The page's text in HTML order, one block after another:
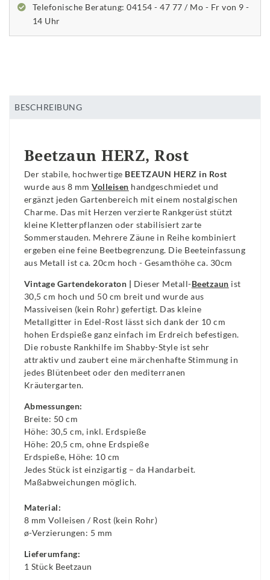
Telefonische Beratung: 04154 - 47 77 / Mo - Fr von 9 -
14 Uhr
BESCHREIBUNG
Beetzaun HERZ, Rost
Der stabile, hochwertige BEETZAUN HERZ in Rost
wurde aus 8 mmVolleisen handgeschmiedet und
ergänzt jeden Gartenbereich mit einem nostalgischen
Charme. Das mit Herzen verzierte Rankgerüst stützt
kleine Kletterpflanzen oder stabilisiert zarte
Sommerstauden. Mehrere Zäune in Reihe kombiniert
ergeben eine feine Beetbegrenzung. Die Beeteinfassung
aus Metall ist ca. 20cm hoch - Gesamthöhe ca. 30cm
Vintage Gartendekoraton | Dieser Metall-Beetzaun ist
30,5 cm hoch und 50 cm breit und wurde aus
Massiveisen (kein Rohr) gefertigt. Das kleine
Metallgitter in Edel-Rost lässt sich dank der 10 cm
hohen Erdspieße ganz einfach im Erdreich befestigen.
Die robuste Rankhilfe im Shabby-Style ist sehr
attraktiv und zaubert eine märchenhafte Stimmung in
jedes Blütenbeet oder den mediterranen
Kräutergarten.
Abmessungen:
Breite: 50 cm
Höhe: 30,5 cm, inkl. Erdspieße
Höhe: 20,5 cm, ohne Erdspieße
Erdspieße, Höhe: 10 cm
Jedes Stück ist einzigartig – da Handarbeit.
Maßabweichungen möglich.
Material:
8 mm Volleisen / Rost (kein Rohr)
ø-Verzierungen: 5 mm
Lieferumfang:
1 Stück Beetzaun